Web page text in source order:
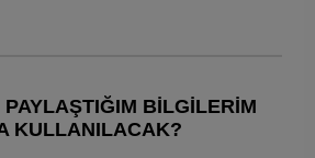
BILGILERIM
KULLANILACAK?